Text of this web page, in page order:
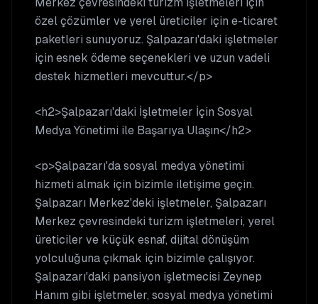
özel çözümler ve yerel üreticiler için e-ticaret
paketleri sunuyoruz. Şalpazarı'daki işletmeler
için esnek ödeme seçenekleri ve uzun vadeli
destek hizmetleri mevcuttur.</p>
<h2>Şalpazarı'daki İşletmeler İçin Sosyal
Medya Yönetimi ile Başarıya Ulaşın</h2>
<p>Şalpazarı'da sosyal medya yönetimi
hizmeti almak için bizimle iletişime geçin.
Şalpazarı Merkez'deki işletmeler, Şalpazarı
Merkez çevresindeki turizm işletmeleri, yerel
üreticiler ve küçük esnaf, dijital dönüşüm
yolculuğuna çıkmak için bizimle çalışıyor.
Şalpazarı'daki pansiyon işletmecisi Zeynep
Hanım gibi işletmeler, sosyal medya yönetimi